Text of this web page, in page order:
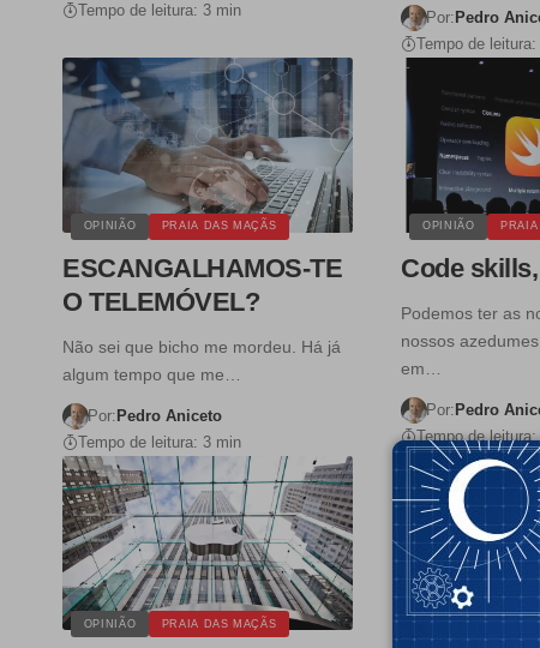
Tempo de leitura: 3 min
Por: Pedro
Tempo de
OPINIÃO PRAIA DAS MAÇÃS
ESCANGALHAMOS-TE
O TELEMÓVEL?
Não sei que bicho me mordeu. Há já
algum tempo que me…
Por:Pedro Aniceto
Tempo de leitura: 3 min
OPINIÃO
Code skills,
Podemos ter as
nossos
em…
Por:Pedro
Tempo de
OPINIÃO PRAIA DAS MAÇÃS OPINIÃO PRAIA